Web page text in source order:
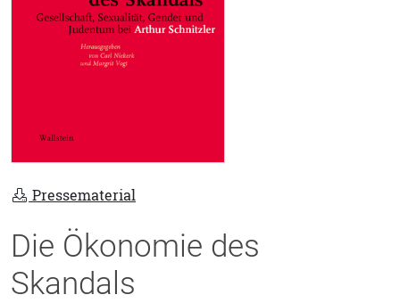
Pressematerial
Die Ökonomie des
Skandals